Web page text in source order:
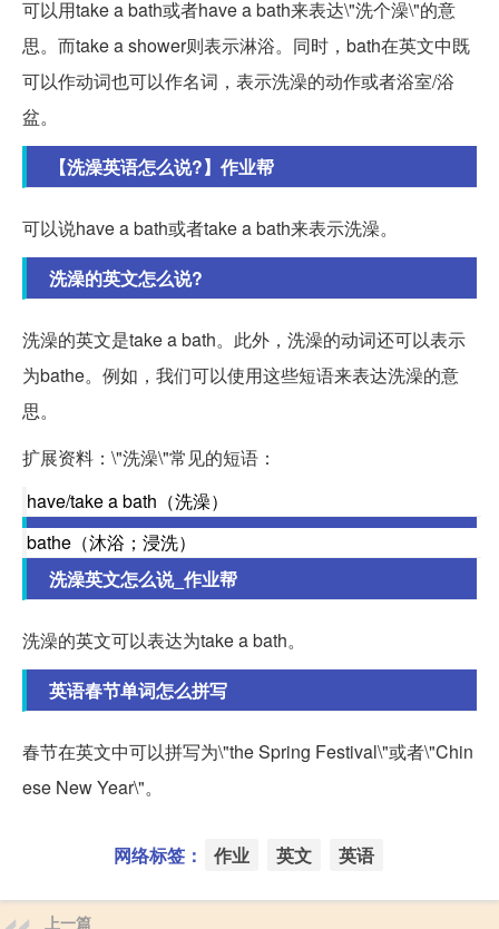
可以用take a bath或者have a bath来表达\"洗个澡\"的意
思。而take a shower则表示淋浴。同时，bath在英文中既
可以作动词也可以作名词，表示洗澡的动作或者浴室/浴
盆。
【洗澡英语怎么说?】作业帮
可以说have a bath或者take a bath来表示洗澡。
洗澡的英文怎么说?
洗澡的英文是take a bath。此外，洗澡的动词还可以表示
为bathe。例如，我们可以使用这些短语来表达洗澡的意
思。
扩展资料：\"洗澡\"常见的短语：
have/take a bath（洗澡）
bathe（沐浴；浸洗）
洗澡英文怎么说_作业帮
洗澡的英文可以表达为take a bath。
英语春节单词怎么拼写
春节在英文中可以拼写为\"the Spring Festival\"或者\"Chin
ese New Year\"。
网络标签： 作业 英文 英语
上一篇